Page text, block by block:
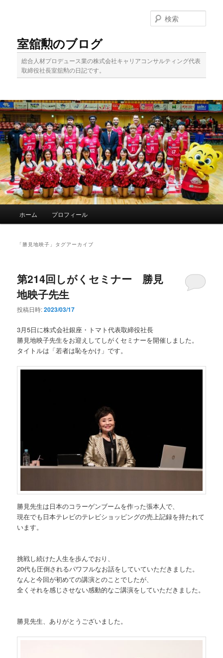
移
動
動
室舘勲のブログ
総合人材プロデュース業の株式会社キャリアコンサルティング代表
取締役社長室舘勲の日記です。
索
ホーム プロフィール
「 勝見地映子 」タグアーカイブ
第214回しがくセミナー 勝見
地映子先生
投稿日時:2023/03/17
3月5日に株式会社銀座・トマト代表取締役社長
勝見地映子先生をお迎えしてしがくセミナーを開催しました。
タイトルは「若者は恥をかけ」です。
勝見先生は日本のコラーゲンブームを作った張本人で、
現在でも日本テレビのテレビショッピングの売上記録を持たれて
います。
挑戦し続けた人生を歩んでおり、
20代も圧倒されるパワフルなお話をしていていただきました。
なんと今回が初めての講演とのことでしたが、
全くそれを感じさせない感動的なご講演をしていただきました。
勝見先生、ありがとうございました。